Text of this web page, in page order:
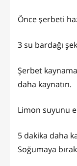
Önce şerbeti
3 su bardağı
Şerbet
daha kaynatın.
Limon suyunu
5 dakika daha
Soğumaya